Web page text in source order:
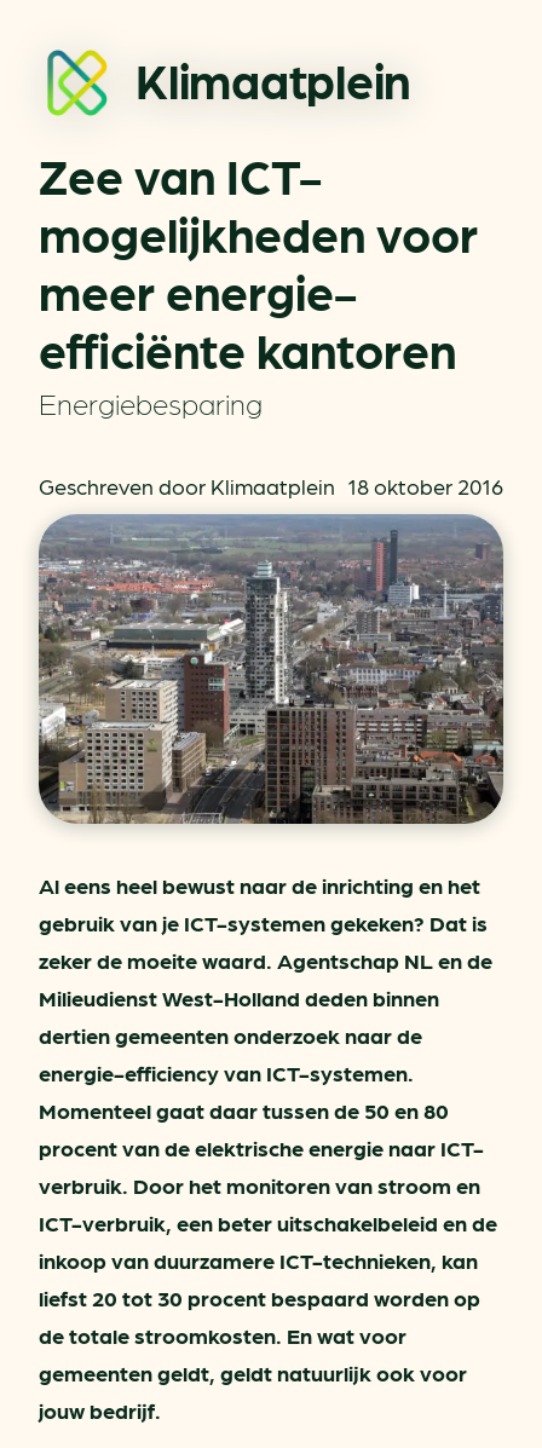
Klimaatplein
Zee van ICT-
mogelijkheden voor
meer energie-
efficiënte kantoren
Energiebesparing
Geschreven door Klimaatplein 18 oktober 2016
Al eens heel bewust naar de inrichting en het
gebruik van je ICT-systemen gekeken? Dat is
zeker de moeite waard. Agentschap NL en de
Milieudienst West-Holland deden binnen
dertien gemeenten onderzoek naar de
energie-efficiency van ICT-systemen.
Momenteel gaat daar tussen de 50 en 80
procent van de elektrische energie naar ICT-
verbruik. Door het monitoren van stroom en
ICT-verbruik, een beter uitschakelbeleid en de
inkoop van duurzamere ICT-technieken, kan
liefst 20 tot 30 procent bespaard worden op
de totale stroomkosten. En wat voor
gemeenten geldt, geldt natuurlijk ook voor
jouw bedrijf.